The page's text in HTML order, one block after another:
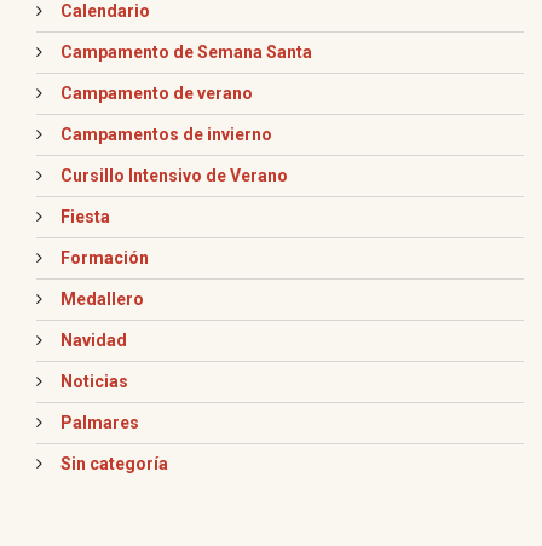
Calendario
Campamento de Semana Santa
Campamento de verano
Campamentos de invierno
Cursillo Intensivo de Verano
Fiesta
Formación
Medallero
Navidad
Noticias
Palmares
Sin categoría